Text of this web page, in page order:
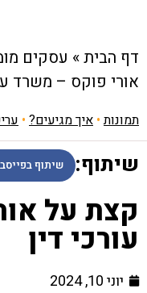
דף הבית» עסקים
אורי פוקס – משרד
תמונות• איך מגיעים? •
שיתוף: שיתוף
קצת על
עורכי דין
יוני 10, 2024